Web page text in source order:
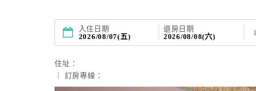
入住日期
2026/08/07(五)
退房日期
2026/08/08(六)
1
住址：
｜ 訂房專線：